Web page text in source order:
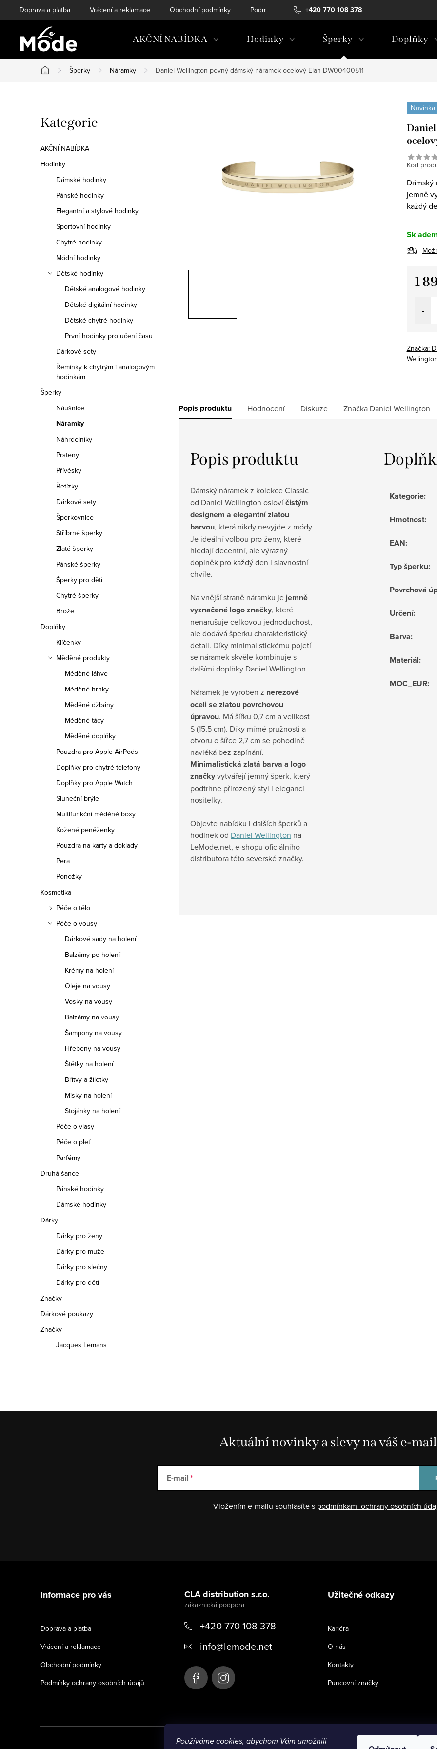
Používáme cookies, abychom Vám umožnili
na
+420 770 108 378
Doprava a platba Vrácení a reklamace Obchodní podmínky Podmínky ochrany osobních údajů
AKČNÍ NABÍDKA Hodinky Šperky Doplňky
Domů
Šperky Náramky Daniel Wellington pevný dámský náramek ocelový Elan DW00400511
o
s
t
Přeskočit
kategorie
Kategorie
AKČNÍ NABÍDKA
Hodinky
Dámské hodinky
Pánské hodinky
Elegantní a stylové hodinky
Sportovní hodinky
Chytré hodinky
Módní hodinky
Dětské hodinky
Dětské analogové hodinky
Dětské digitální hodinky
Dětské chytré hodinky
První hodinky pro učení času
Dárkové sety
Řemínky k chytrým i analogovým
hodinkám
Šperky
Náušnice
Náramky
Náhrdelníky
Prsteny
Přívěsky
Řetízky
Dárkové sety
Šperkovnice
Stříbrné šperky
Zlaté šperky
Pánské šperky
Šperky pro děti
Chytré šperky
Brože
Doplňky
Klíčenky
Měděné produkty
Měděné láhve
Měděné hrnky
Měděné džbány
Měděné tácy
Měděné doplňky
Pouzdra pro Apple AirPods
Doplňky pro chytré telefony
Doplňky pro Apple Watch
Sluneční brýle
Multifunkční měděné boxy
Kožené peněženky
Pouzdra na karty a doklady
Pera
Ponožky
Kosmetika
Péče o tělo
Péče o vousy
Dárkové sady na holení
Balzámy po holení
Krémy na holení
Oleje na vousy
Vosky na vousy
Balzámy na vousy
Šampony na vousy
Hřebeny na vousy
Štětky na holení
Břitvy a žiletky
Misky na holení
Stojánky na holení
Péče o vlasy
Péče o pleť
Parfémy
Druhá šance
Pánské hodinky
Dámské hodinky
Dárky
Dárky pro ženy
Dárky pro muže
Dárky pro slečny
Dárky pro děti
Značky
Dárkové poukazy
Značky
Jacques Lemans
Novinka
Kód
jemně
každý
Skladem
1
Měrná
Značka:
Wellington
Popis produktu Hodnocení Diskuze Značka Daniel Wellington
Popis produktu
Dámský náramek z kolekce Classic
od Daniel Wellington oslovíčistým
designem a elegantní zlatou
barvou, která nikdy nevyjde z módy.
Je ideální volbou pro ženy, které
hledají decentní, ale výrazný
doplněk pro každý den i slavnostní
chvíle.
Na vnější straně náramku je jemně
vyznačené logo značky, které
nenarušuje celkovou jednoduchost,
ale dodává šperku charakteristický
detail. Díky minimalistickému pojetí
se náramek skvěle kombinuje s
dalšími doplňky Daniel Wellington.
Náramek je vyroben z nerezové
oceli se zlatou povrchovou
úpravou. Má šířku 0,7 cm a velikost
S (15,5 cm). Díky mírné pružnosti a
otvoru o šířce 2,7 cm se pohodlně
navléká bez zapínání.
Minimalistická zlatá barva a logo
značkyvytvářejí jemný šperk, který
podtrhne přirozený styl i eleganci
nositelky.
Objevte nabídku i dalších šperků a
hodinek od Daniel Wellington na
LeMode.net, e-shopu oficiálního
distributora této severské značky.
Kategorie:
Hmotnost:
EAN:
Typ šperku:
Povrchová
Určení:
Barva:
Materiál:
MOC_EUR:
Aktuální novinky a slevy na váš e-mail
E-mail
Vložením e-mailu souhlasíte s podmínkami ochrany osobních
Informace pro vás
Doprava a platba
Vrácení a reklamace
Obchodní podmínky
Podmínky ochrany osobních údajů
CLA distribution s.r.o.
+420 770 108 378
info@lemode.net
Užitečné odkazy
Kariéra
O nás
Kontakty
Puncovní značky